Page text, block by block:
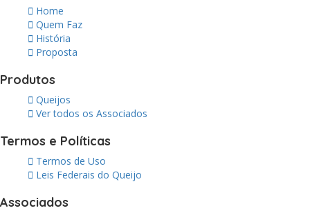
Home
Quem Faz
História
Proposta
Produtos
Queijos
Ver todos os Associados
Termos e Políticas
Termos de Uso
Leis Federais do Queijo
Associados